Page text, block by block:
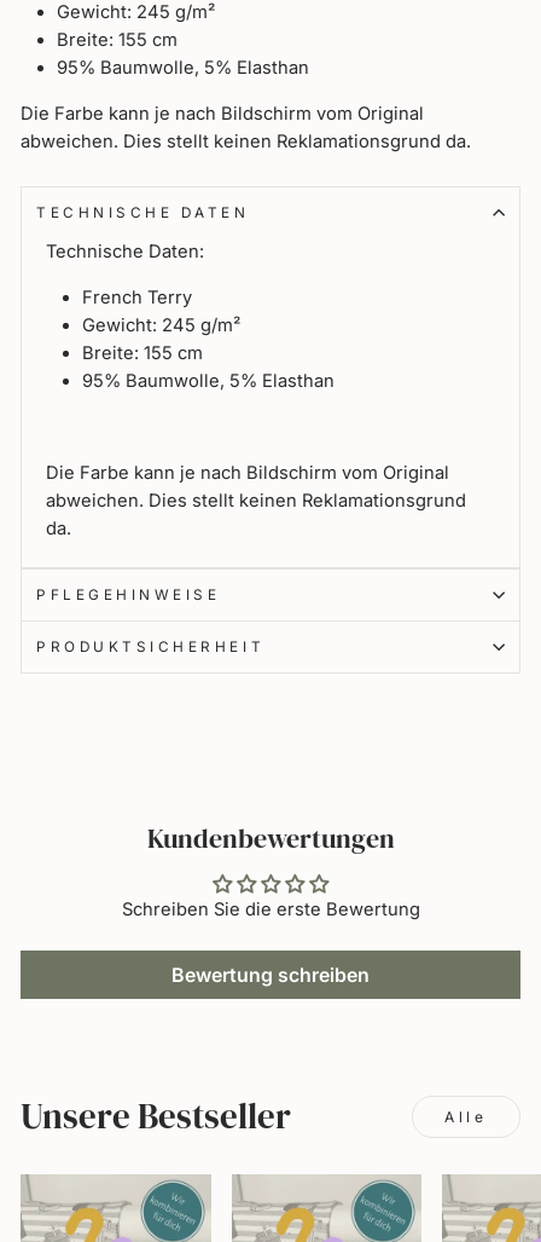
Gewicht: 245 g/m²
Breite: 155 cm
95% Baumwolle, 5% Elasthan
Die Farbe kann je nach Bildschirm vom Original
abweichen. Dies stellt keinen Reklamationsgrund da.
TECHNISCHE DATEN
Technische Daten:
French Terry
Gewicht: 245 g/m²
Breite: 155 cm
95% Baumwolle, 5% Elasthan
Die Farbe kann je nach Bildschirm vom Original
abweichen. Dies stellt keinen Reklamationsgrund
da.
PFLEGEHINWEISE
PRODUKTSICHERHEIT
Kundenbewertungen
Schreiben Sie die erste Bewertung
Bewertung schreiben
Unsere Bestseller Alle